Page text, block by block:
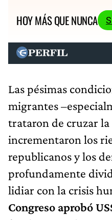
HOY MÁS QUE NUNCA
Las pésimas
migrantes
trataron de cruzar
incrementaron los
republicanos y los
profundamente
lidiar con la crisis
Congreso aprobó